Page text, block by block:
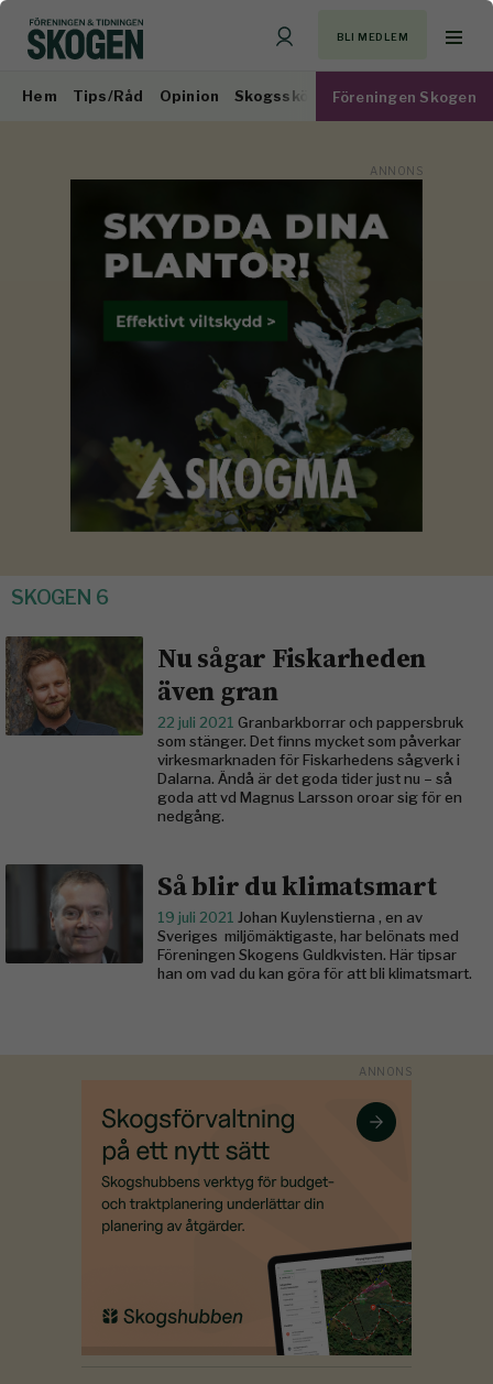
BLI MEDLEM
Hem Tips/Råd Opinion Skogsskötsel Virkesmarknad
Föreningen Skogen
SKOGEN 6
Nu sågar Fiskarheden
även gran
22 juli 2021 Granbarkborrar och pappersbruk
som stänger. Det finns mycket som påverkar
virkesmarknaden för Fiskarhedens sågverk i
Dalarna. Ändå är det goda tider just nu – så
goda att vd Magnus Larsson oroar sig för en
nedgång.
Så blir du klimatsmart
19 juli 2021 Johan Kuylenstierna , en av
Sveriges miljömäktigaste, har belönats med
Föreningen Skogens Guldkvisten. Här tipsar
han om vad du kan göra för att bli klimatsmart.